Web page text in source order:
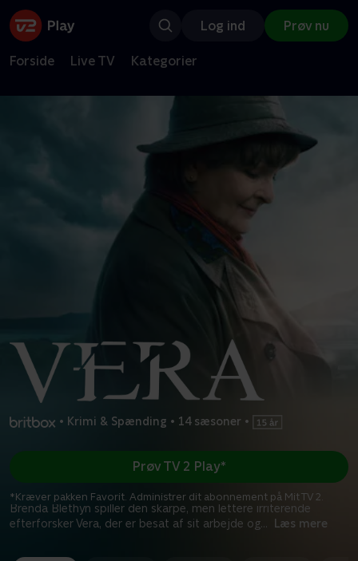
Log ind Prøv nu
Forside Live TV Kategorier
• Krimi & Spænding • 14 sæsoner •
Brenda Blethyn spiller den skarpe, men lettere irriterende
efterforsker Vera, der er besat af sit arbejde og... Læs mere
Prøv TV 2 Play*
*Kræver pakken Favorit. Administrer dit abonnement på Mit TV 2.